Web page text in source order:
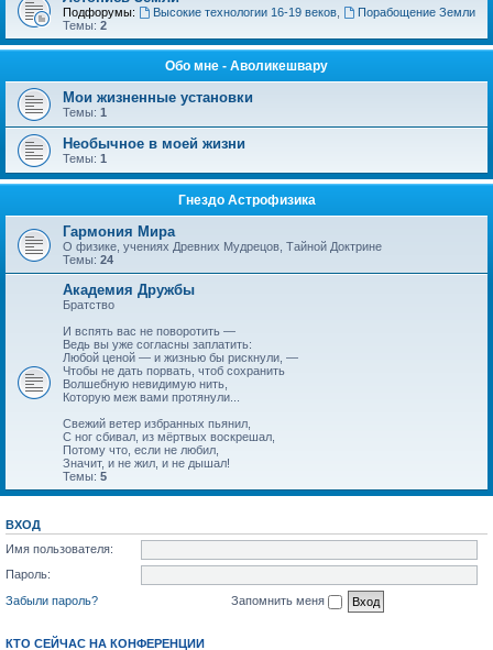
Подфорумы: Высокие технологии 16-19 веков,
Порабощение Земли
Темы: 2
Обо мне - Аволикешвару
Мои жизненные установки
Темы: 1
Необычное в моей жизни
Темы: 1
Гнездо Астрофизика
Гармония Мира
О физике, учениях Древних Мудрецов, Тайной Доктрине
Темы: 24
Академия Дружбы
Братство
И вспять вас не поворотить —
Ведь вы уже согласны заплатить:
Любой ценой — и жизнью бы рискнули, —
Чтобы не дать порвать, чтоб сохранить
Волшебную невидимую нить,
Которую меж вами протянули...
Свежий ветер избранных пьянил,
С ног сбивал, из мёртвых воскрешал,
Потому что, если не любил,
Значит, и не жил, и не дышал!
Темы: 5
ВХОД
Имя пользователя:
Пароль:
Забыли пароль?
Запомнить меня
КТО СЕЙЧАС НА КОНФЕРЕНЦИИ